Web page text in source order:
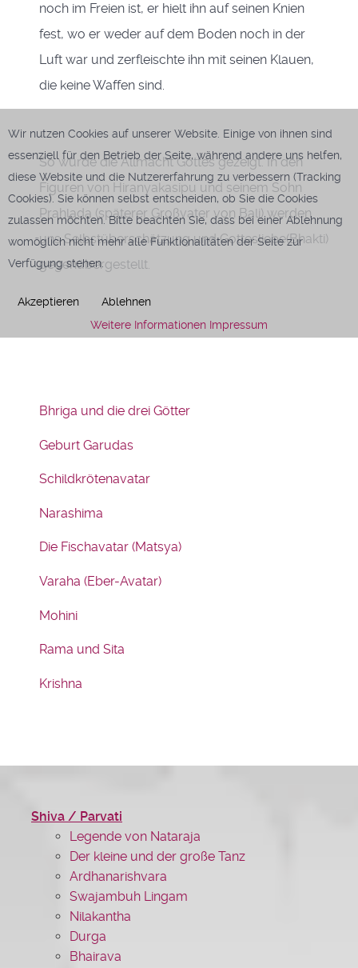
noch im Freien ist, er hielt ihn auf seinen Knien
fest, wo er weder auf dem Boden noch in der
Luft war und zerfleischte ihn mit seinen Klauen,
die keine Waffen sind.
So wurde die Allmacht Gottes gezeigt. In den
Figuren von Hiranyakasipu und seinem Sohn
Prahlada (späterer Großvater von Bali) werden
uns Selbstüberschätzung und Gottesliebe(Bhakti)
gegenübergestellt.
Bhriga und die drei Götter
Geburt Garudas
Schildkrötenavatar
Narashima
Die Fischavatar (Matsya)
Varaha (Eber-Avatar)
Mohini
Rama und Sita
Krishna
Shiva / Parvati
Legende von Nataraja
Der kleine und der große Tanz
Ardhanarishvara
Swajambuh Lingam
Nilakantha
Durga
Bhairava
Wir nutzen Cookies auf unserer Website. Einige von ihnen sind
essenziell für den Betrieb der Seite, während andere uns helfen,
diese Website und die Nutzererfahrung zu verbessern (Tracking
Cookies). Sie können selbst entscheiden, ob Sie die Cookies
zulassen möchten. Bitte beachten Sie, dass bei einer Ablehnung
womöglich nicht mehr alle Funktionalitäten der Seite zur
Verfügung stehen.
Akzeptieren
Ablehnen
Weitere Informationen Impressum